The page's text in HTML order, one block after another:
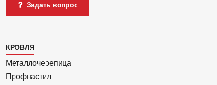
Задать вопрос
Каталог
1
КРОВЛЯ
Металлочерепица
Профнастил